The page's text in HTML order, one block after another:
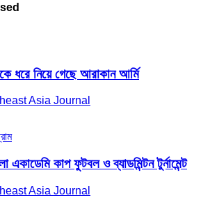
ধরে নিয়ে গেছে আরাকান আর্মি
Asia Journal
একাডেমি কাপ ফুটবল ও ব্যাডমিন্টন টুর্নামেন্ট
Asia Journal